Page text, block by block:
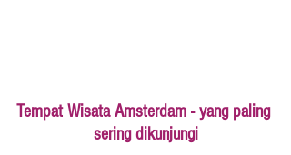
Tempat Wisata Amsterdam - yang paling
sering dikunjungi